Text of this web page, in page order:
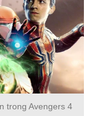
trong Avengers 4